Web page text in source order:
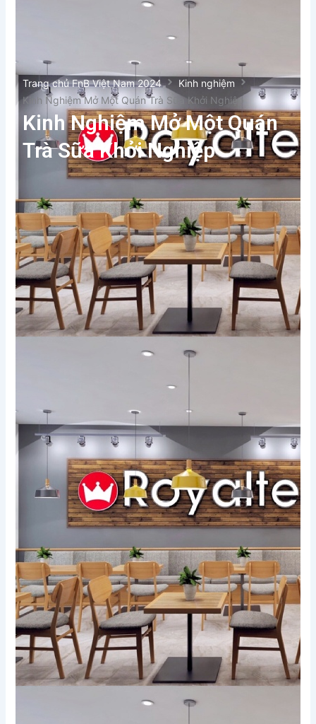
Trang chủ FnB Việt Nam 2024
Kinh nghiệm
Kinh Nghiệm Mở Một Quán Trà Sữa Khởi Nghiệp
Kinh Nghiệm Mở Một Quán
Trà Sữa Khởi Nghiệp